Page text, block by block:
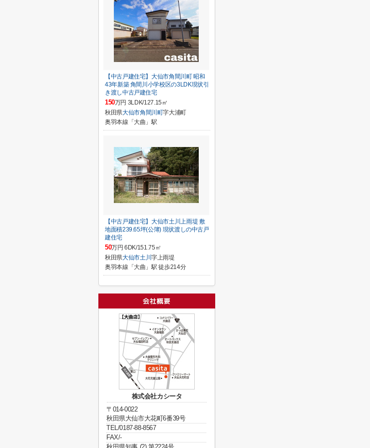
【中古戸建住宅】大仙市角間川町 昭和
43年新築 角間川小学校区の3LDK現状引
き渡し中古戸建住宅
150万円 3LDK/127.15㎡
秋田県大仙市角間川町字大浦町
奥羽本線「大曲」駅
【中古戸建住宅】大仙市土川上雨堤 敷
地面積239.65坪(公簿) 現状渡しの中古戸
建住宅
50万円 6DK/151.75㎡
秋田県大仙市土川字上雨堤
奥羽本線「大曲」駅 徒歩214分
株式会社カシータ
〒014-0022
秋田県大仙市大花町6番39号
TEL/0187-88-8567
FAX/-